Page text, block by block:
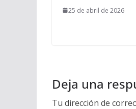
25 de abril de 2026
Deja una
Tu dirección de